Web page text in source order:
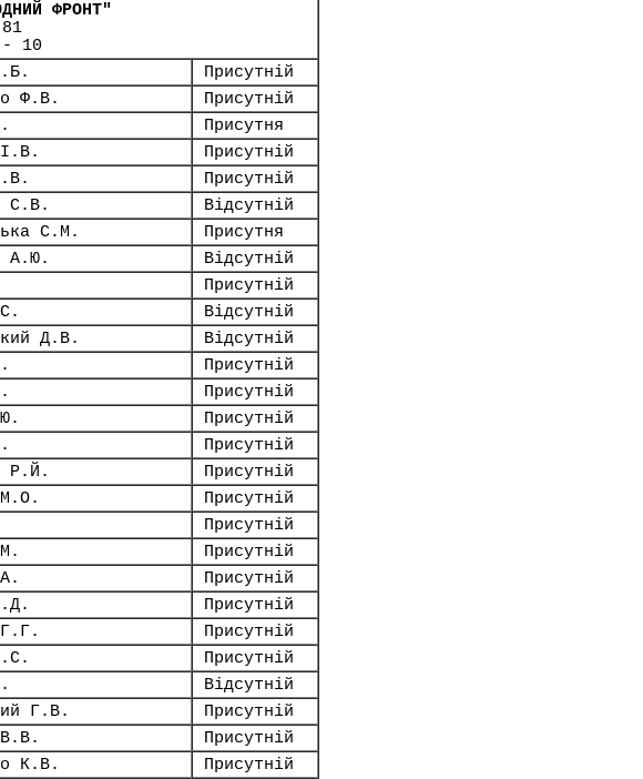
ФРОНТ"
- 10
Присутній
Ф.В.
Присутній
Присутня
І.В.
Присутній
Присутній
С.В.
Відсутній
С.М.
Присутня
А.Ю.
Відсутній
Присутній
Відсутній
Д.В.
Відсутній
Присутній
Присутній
Присутній
Присутній
Р.Й.
Присутній
М.О.
Присутній
Присутній
Присутній
Присутній
Присутній
Г.Г.
Присутній
Присутній
Відсутній
Г.В.
Присутній
В.В.
Присутній
К.В.
Присутній